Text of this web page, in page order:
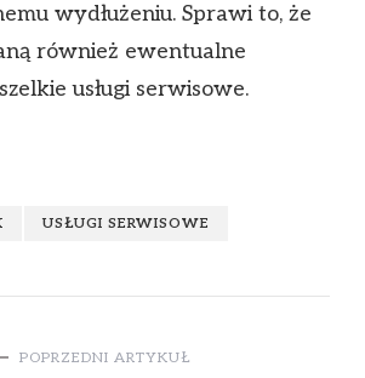
wydłużeniu. Sprawi to, że
również ewentualne
usługi serwisowe.
USŁUGI SERWISOWE
POPRZEDNI ARTYKUŁ